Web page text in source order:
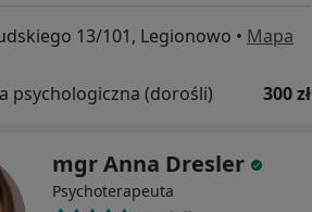
13/101, Legionowo • Mapa
psychologiczna (dorośli) 300 zł
mgr Anna Dresler
Psychoterapeuta